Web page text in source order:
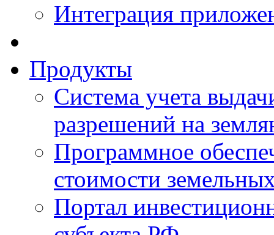
Интеграция
Продукты
Система учета
разрешений на
Программное
стоимости
Портал